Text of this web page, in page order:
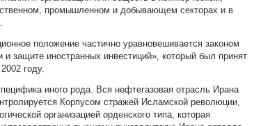
промышленном и добывающем секторах и в
положение частично уравновешивается законом
защите иностранных инвестиций», который был принят
году.
иного рода. Вся нефтегазовая отрасль Ирана
Корпусом стражей Исламской революции,
организацией орденского типа, которая